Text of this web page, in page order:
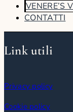
VENERE’S
CONTATTI
Link utili
Privacy policy
Cookie policy